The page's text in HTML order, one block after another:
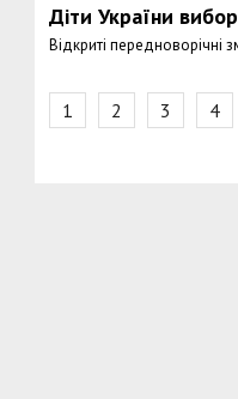
Діти України
Відкриті передноворічні
1 2 3 4